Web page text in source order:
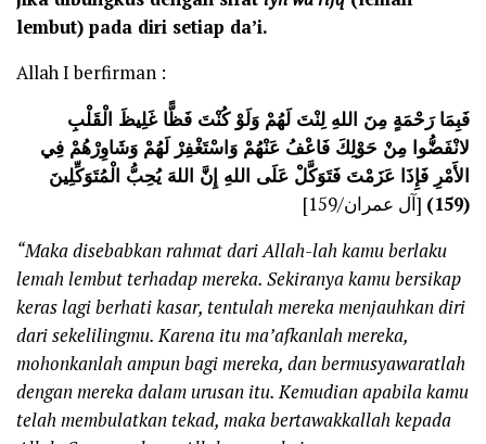
lembut) pada diri setiap da’i.
Allah I berfirman :
فَبِمَا رَحْمَةٍ مِنَ اللهِ لِنْتَ لَهُمْ وَلَوْ كُنْتَ فَظًّا غَلِيظَ الْقَلْبِ
لانْفَضُّوا مِنْ حَوْلِكَ فَاعْفُ عَنْهُمْ وَاسْتَغْفِرْ لَهُمْ وَشَاوِرْهُمْ فِي
الأَمْرِ فَإِذَا عَزَمْتَ فَتَوَكَّلْ عَلَى اللهِ إِنَّ اللهَ يُحِبُّ الْمُتَوَكِّلِينَ
(159)
[آل عمران/159]
“Maka disebabkan rahmat dari Allah-lah kamu berlaku
lemah lembut terhadap mereka. Sekiranya kamu bersikap
keras lagi berhati kasar, tentulah mereka menjauhkan diri
dari sekelilingmu. Karena itu ma’afkanlah mereka,
mohonkanlah ampun bagi mereka, dan bermusyawaratlah
dengan mereka dalam urusan itu. Kemudian apabila kamu
telah membulatkan tekad, maka bertawakkallah kepada